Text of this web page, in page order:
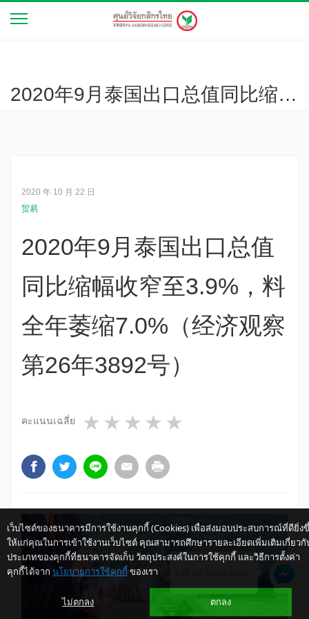
2020年9月泰国出口总值同比缩幅收窄至3.9%，料全年萎缩7.0%（经济观察 第26年3892号）
2020 年 10 月 22 日
贸易
2020年9月泰国出口总值
同比缩幅收窄至3.9%，料
全年萎缩7.0%（经济观察
第26年3892号）
คะแนนเฉลี่ย 4 stars
3 stars
2 stars
1 star
เว็บไซต์ของธนาคารมีการใช้งานคุกกี้ (Cookies) เพื่อส่งมอบประสบการณ์ที่ดียิ่ง
ให้แก่คุณในการเข้าใช้งานเว็บไซต์ คุณสามารถศึกษารายละเอียดเพิ่มเติมเกี่ยวกั
ประเภทของคุกกี้ที่ธนาคารจัดเก็บ วัตถุประสงค์ในการใช้คุกกี้ และวิธีการตั้งค่า
คุกกี้ได้จาก นโยบายการใช้คุกกี้ ของเรา
ไม่ตกลง ตกลง